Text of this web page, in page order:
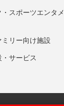
スポーツエンタメ
リー向け施設
サービス